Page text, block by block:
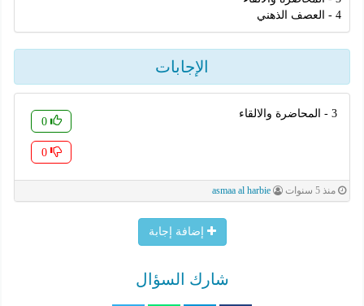
4 - العصف الذھني
الإجابات
0
0
3 - المحاضرة والالقاء
منذ 5 سنوات asmaa al harbie
إضافة إجابة
شارك السؤال